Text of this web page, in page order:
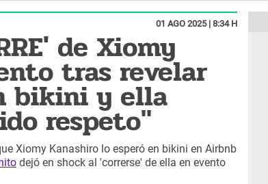
01 AGO 2025 | 8:34 H
de Xiomy
tras revelar
bikini y ella
respeto"
Xiomy Kanashiro lo esperó en bikini en Airbnb
dejó en shock al 'correrse' de ella en evento